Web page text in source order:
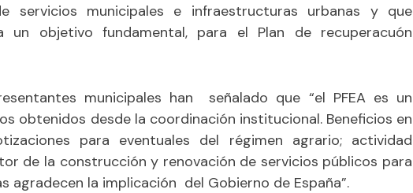
servicios municipales e infraestructuras urbanas y que
un objetivo fundamental, para el Plan de recuperacuón
municipales han señalado que “el PFEA es un
obtenidos desde la coordinación institucional. Beneficios en
para eventuales del régimen agrario; actividad
de la construcción y renovación de servicios públicos para
agradecen la implicación del Gobierno de España”.